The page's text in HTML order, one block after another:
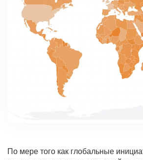
По мере того как глобальные